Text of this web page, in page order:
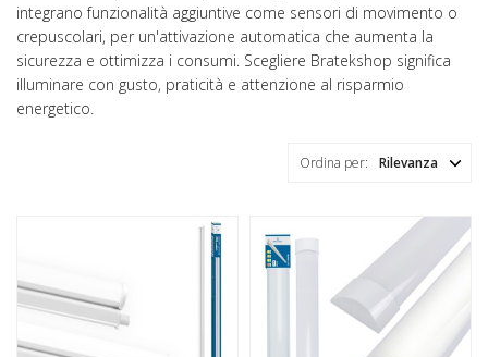
integrano funzionalità aggiuntive come sensori di movimento o
crepuscolari, per un'attivazione automatica che aumenta la
sicurezza e ottimizza i consumi. Scegliere Bratekshop significa
illuminare con gusto, praticità e attenzione al risparmio
energetico.
Ordina per: Rilevanza